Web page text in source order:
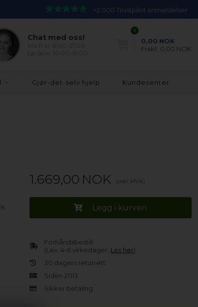
>2.000 Trustpilot anmeldelser
Chat med oss!
0
0,00 NOK
Frakt: 0,00 NOK
Gjør-det-selv hjelp Kundesenter
1.669,00 NOK (inkl. MVA)
Legg i kurven
Forhåndsbestill
(Lev. 4-6 virkedager. Les her)
30 dagers returrett
Siden 2013
Sikker betaling